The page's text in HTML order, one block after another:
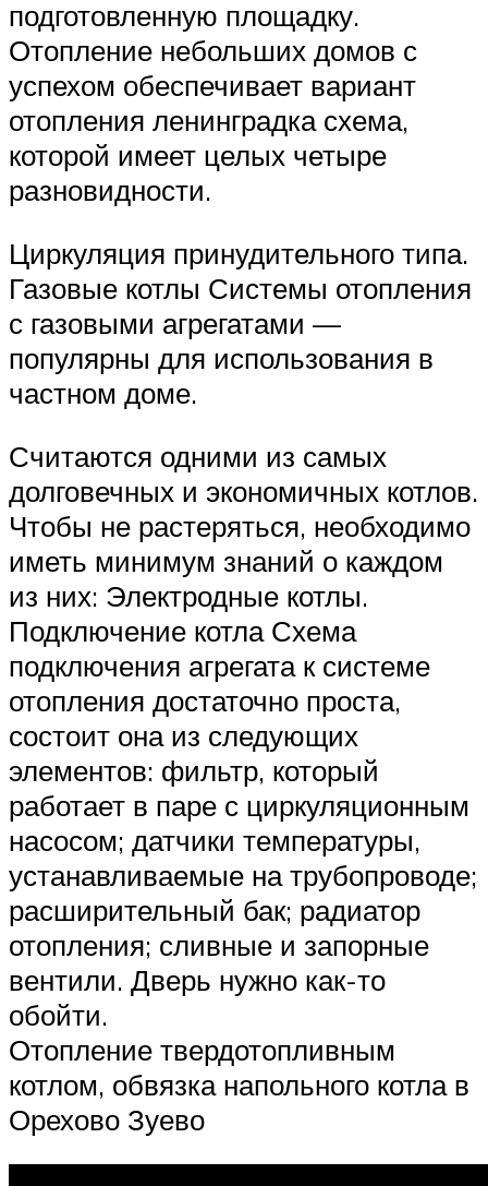
подготовленную площадку.
Отопление небольших домов с
успехом обеспечивает вариант
отопления ленинградка схема,
которой имеет целых четыре
разновидности.
Циркуляция принудительного типа.
Газовые котлы Системы отопления
с газовыми агрегатами —
популярны для использования в
частном доме.
Считаются одними из самых
долговечных и экономичных котлов.
Чтобы не растеряться, необходимо
иметь минимум знаний о каждом
из них: Электродные котлы.
Подключение котла Схема
подключения агрегата к системе
отопления достаточно проста,
состоит она из следующих
элементов: фильтр, который
работает в паре с циркуляционным
насосом; датчики температуры,
устанавливаемые на трубопроводе;
расширительный бак; радиатор
отопления; сливные и запорные
вентили. Дверь нужно как-то
обойти.
Отопление твердотопливным
котлом, обвязка напольного котла в
Орехово Зуево